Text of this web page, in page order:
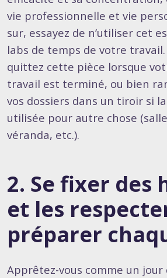
vie professionnelle et vie
sur, essayez de n’utiliser cet
labs de temps de votre travail.
quittez cette pièce lorsque
travail est terminé, ou bien
vos dossiers dans un tiroir si
utilisée pour autre chose
véranda, etc.).
2. Se fixer des
et les
préparer
Apprêtez-vous comme un jour